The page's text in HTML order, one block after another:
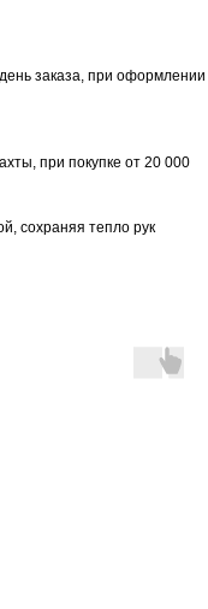
заказа, при оформлении
при покупке от 20 000
сохраняя тепло рук